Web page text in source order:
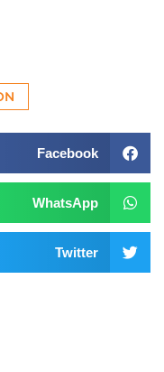
Facebook
WhatsApp
Twitter